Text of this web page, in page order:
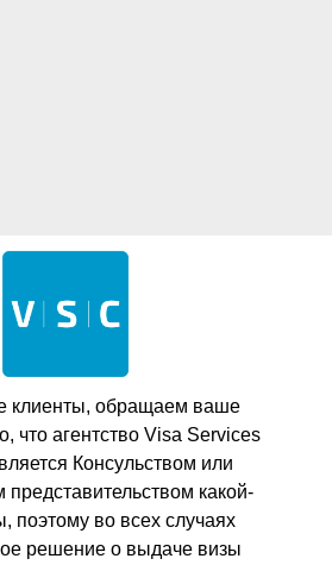
клиенты, обращаем ваше
что агентство Visa Services
Консульством или
какой-
поэтому во всех случаях
решение о выдаче визы